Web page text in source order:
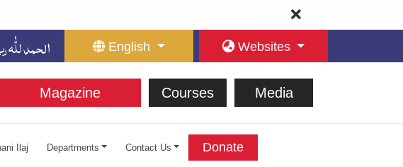
English Websites
Magazine Courses Media
Ilaj Departments Contact Us Donate